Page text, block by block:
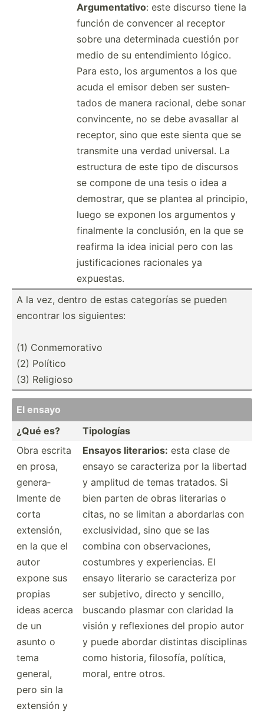
Argume­ntativo: este discurso tiene la
función de convencer al receptor
sobre una determ­inada cuestión por
medio de su entend­imiento lógico.
Para esto, los argumentos a los que
acuda el emisor deben ser susten­
tados de manera racional, debe sonar
convin­cente, no se debe avasallar al
receptor, sino que este sienta que se
transmite una verdad universal. La
estructura de este tipo de discursos
se compone de una tesis o idea a
demostrar, que se plantea al principio,
luego se exponen los argumentos y
finalmente la conclu­sión, en la que se
reafirma la idea inicial pero con las
justif­ica­ciones racionales ya
expuestas.
A la vez, dentro de estas categorías se pueden
encontrar los siguie­ntes:
(1) Conmem­orativo
(2) Político
(3) Religioso
El ensayo
¿Qué es?
Tipologías
Obra escrita
en prosa,
genera­
lmente de
corta
extensión,
en la que el
autor
expone sus
propias
ideas acerca
de un
asunto o
tema
general,
pero sin la
extensión y
Ensayos litera­rios: esta clase de
ensayo se caract­eriza por la libertad
y amplitud de temas tratados. Si
bien parten de obras literarias o
citas, no se limitan a abordarlas con
exclus­ividad, sino que se las
combina con observ­aci­ones,
costumbres y experi­encias. El
ensayo literario se caract­eriza por
ser subjetivo, directo y sencillo,
buscando plasmar con claridad la
visión y reflex­iones del propio autor
y puede abordar distintas discip­linas
como historia, filosofía, política,
moral, entre otros.